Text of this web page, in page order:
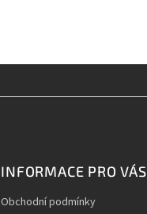
INFORMACE PRO VÁS
Obchodní podmínky